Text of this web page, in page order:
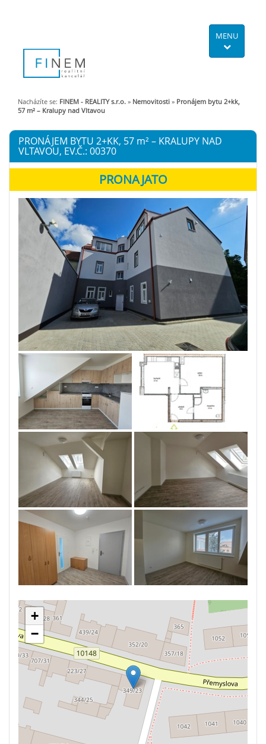
MENU
Nacházíte se: FINEM - REALITY s.r.o. » Nemovitosti » Pronájem bytu 2+kk,
57 m² – Kralupy nad Vltavou
PRONÁJEM BYTU 2+KK, 57 m²– KRALUPY NAD
VLTAVOU, EV.Č.: 00370
+
−